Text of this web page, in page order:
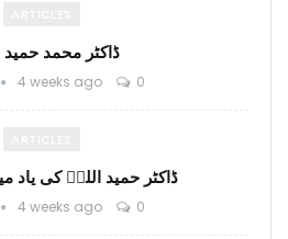
ڈاکٹر محمد
4 weeks ago 0
ڈاکٹر حمید اللہؒ کی
4 weeks ago 0